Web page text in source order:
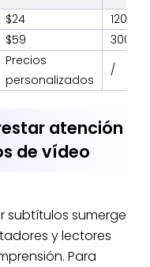
$24
120
$59
300
Precios
personalizados
/
atención
de vídeo
subtítulos sumerge
y lectores
Para